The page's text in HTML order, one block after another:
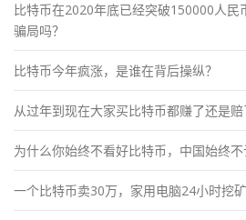
比特币在2020年底已经突破150000人民
骗局吗？
比特币今年疯涨，是谁在背后操纵？
从过年到现在大家买比特币都赚了还是赔
为什么你始终不看好比特币，中国始终不
一个比特币卖30万，家用电脑24小时挖